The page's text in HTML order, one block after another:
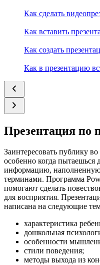
Как сделать
Как вставить
Как создать
Как в презентацию
Презентация по
Заинтересовать публику
особенно когда
информацию,
терминами. Программа
помогают сделать
для восприятия.
написана на следующие
характеристика
дошкольная
особенности
стили поведения;
методы выхода из